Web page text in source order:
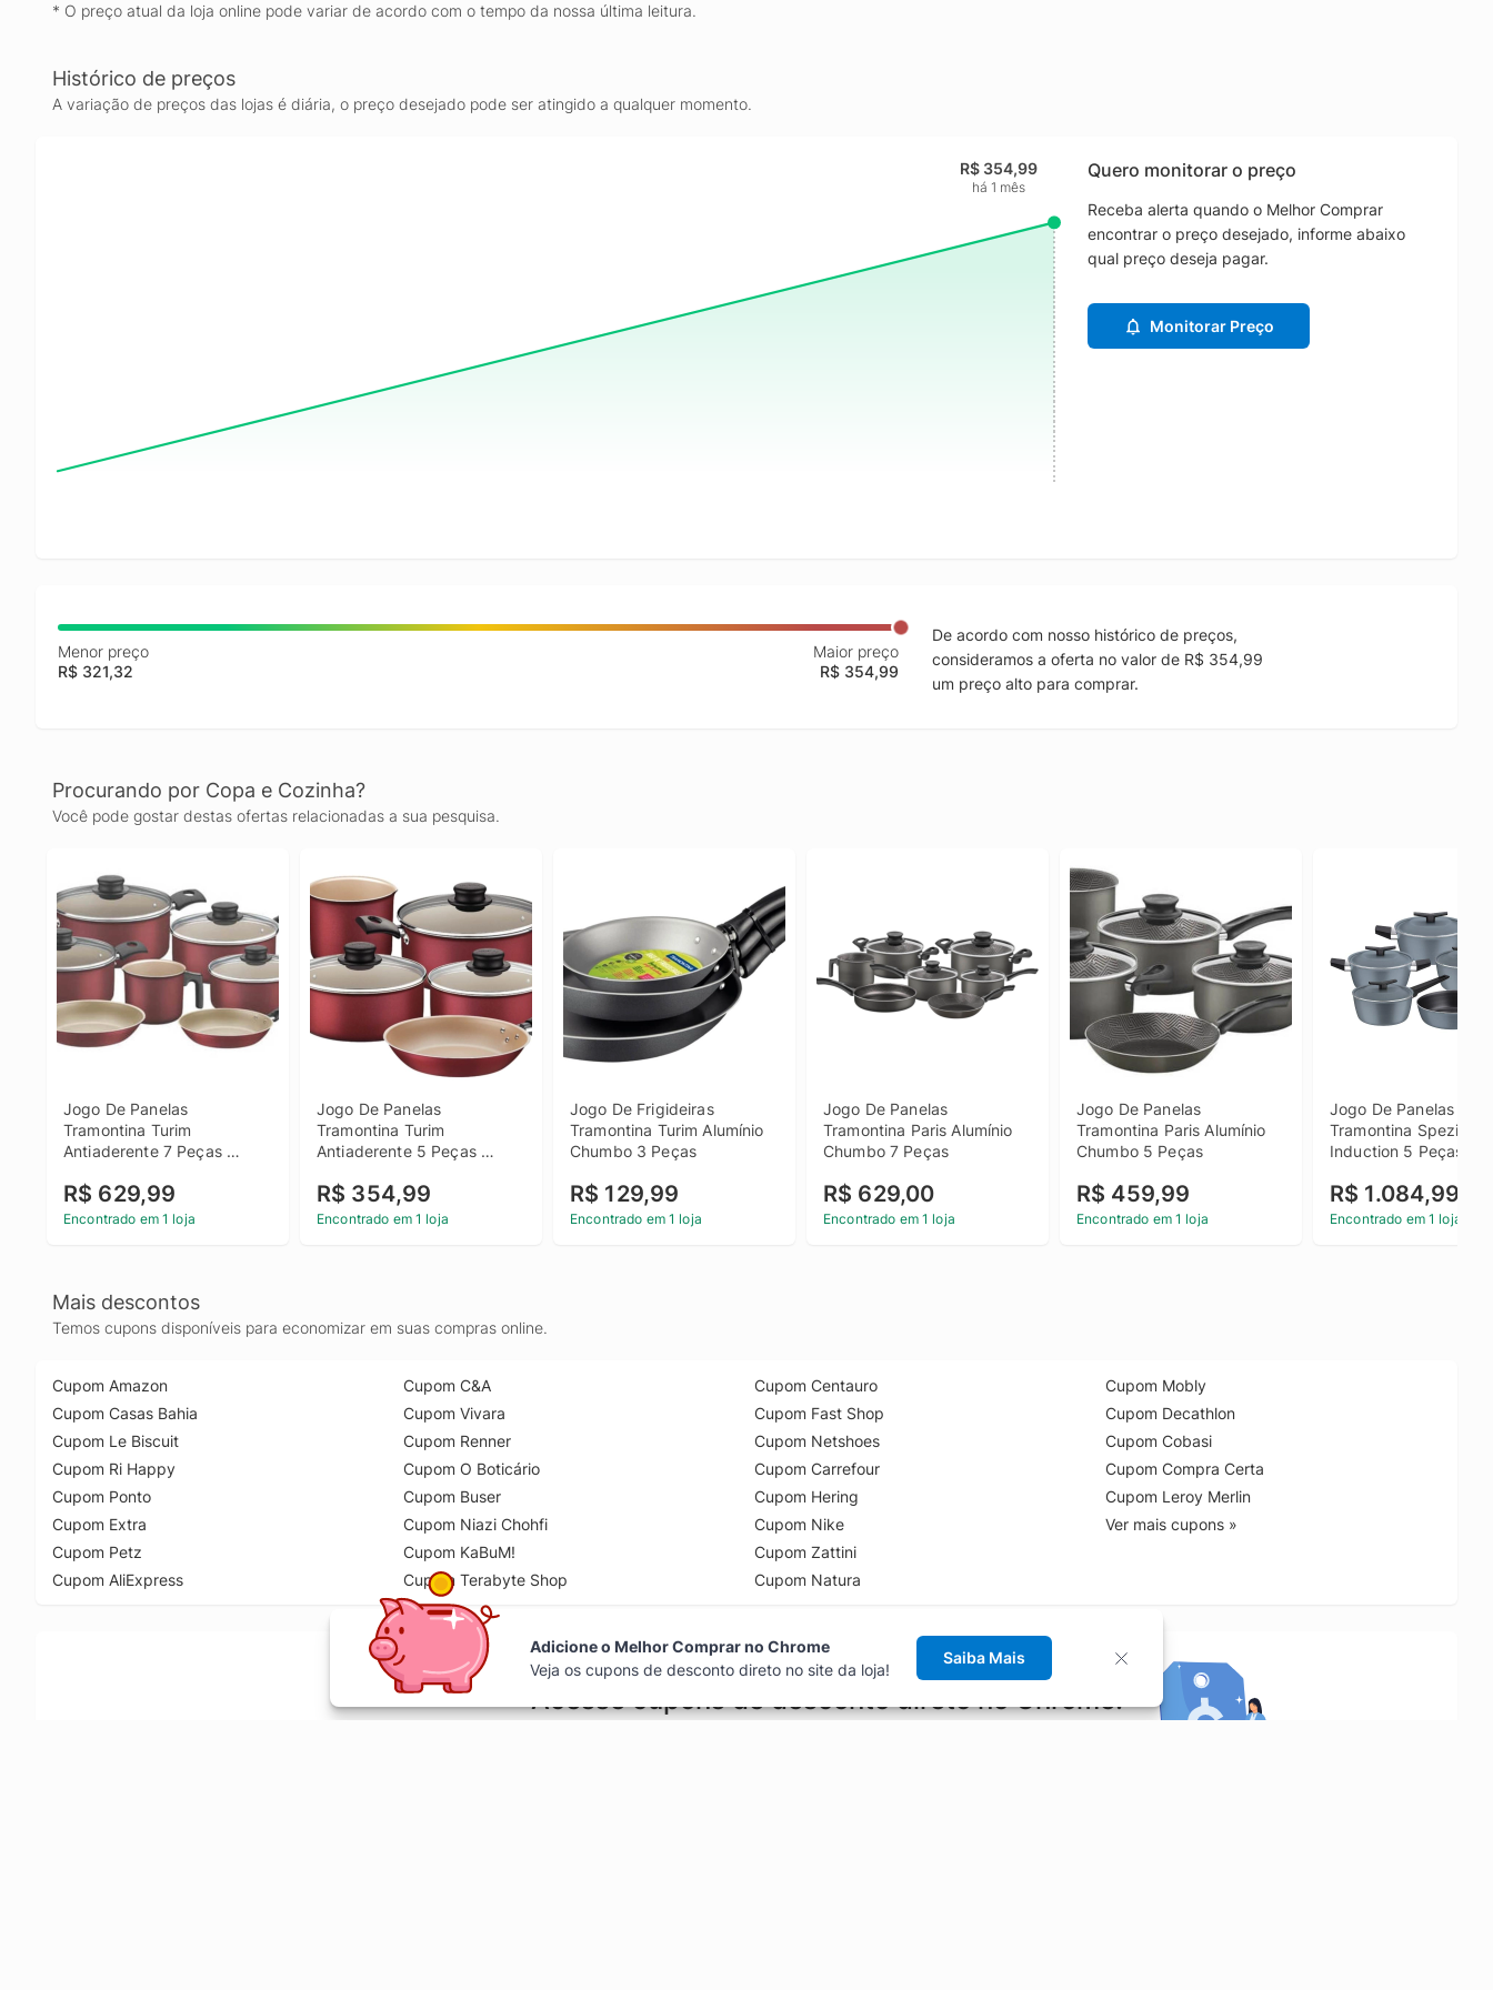
* O preço atual da loja online pode variar de acordo com o tempo da nossa última leitura.
Histórico de preços
A variação de preços das lojas é diária, o preço desejado pode ser atingido a qualquer momento.
R$ 354,99
há 1 mês
Quero monitorar o preço
Receba alerta quando o Melhor Comprar
encontrar o preço desejado, informe abaixo
qual preço deseja pagar.
Monitorar Preço
Menor preço
R$ 321,32
Maior preço
R$ 354,99
De acordo com nosso histórico de preços,
consideramos a oferta no valor de R$ 354,99
um preço alto para comprar.
Procurando por Copa e Cozinha?
Você pode gostar destas ofertas relacionadas a sua pesquisa.
Jogo De Panelas
Tramontina Turim
Antiaderente 7 Peças
R$ 629,99
Encontrado em 1 loja
Jogo De Panelas
Tramontina Turim
Antiaderente 5 Peças
R$ 354,99
Encontrado em 1 loja
Jogo De Frigideiras
Tramontina Turim Alumínio
Chumbo 3 Peças
R$ 129,99
Encontrado em 1 loja
Jogo De Panelas
Tramontina Paris Alumínio
Chumbo 7 Peças
R$ 629,00
Encontrado em 1 loja
Jogo De Panelas
Tramontina Paris Alumínio
Chumbo 5 Peças
R$ 459,99
Encontrado em 1 loja
Jogo De Panelas
Tramontina Spezia
Induction 5 Peças Em
Revestimento
Azul Ardósia
R$ 1.084,99
Encontrado em 1 loja
Mais descontos
Temos cupons disponíveis para economizar em suas compras online.
Cupom Amazon
Cupom Casas Bahia
Cupom Le Biscuit
Cupom Ri Happy
Cupom Ponto
Cupom Extra
Cupom Petz
Cupom AliExpress
Cupom C&A
Cupom Vivara
Cupom Renner
Cupom O Boticário
Cupom Buser
Cupom Niazi Chohfi
Cupom KaBuM!
Cupom Terabyte Shop
Cupom Centauro
Cupom Fast Shop
Cupom Netshoes
Cupom Carrefour
Cupom Hering
Cupom Nike
Cupom Zattini
Cupom Natura
Cupom Mobly
Cupom Decathlon
Cupom Cobasi
Cupom Compra Certa
Cupom Leroy Merlin
Ver mais cupons »
Acesse cupons de desconto direto no Chrome!
Adicione o Melhor Comprar no Chrome
Veja os cupons de desconto direto no site da loja!
Saiba Mais